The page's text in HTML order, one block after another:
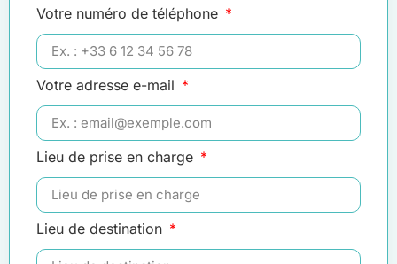
Votre numéro de téléphone
Votre adresse e-mail
Lieu de prise en charge
Lieu de destination